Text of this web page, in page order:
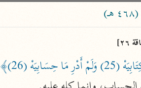
علوم
٢٦]
(26)﴾